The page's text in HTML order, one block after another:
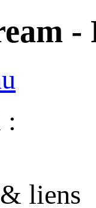
-
:
liens